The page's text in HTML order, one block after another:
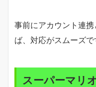
事前にアカウント連
ば、対応がスムーズで
スーパーマリ